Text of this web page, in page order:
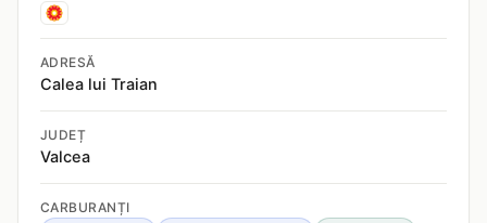
ADRESĂ
Calea lui Traian
JUDEȚ
Valcea
CARBURANȚI